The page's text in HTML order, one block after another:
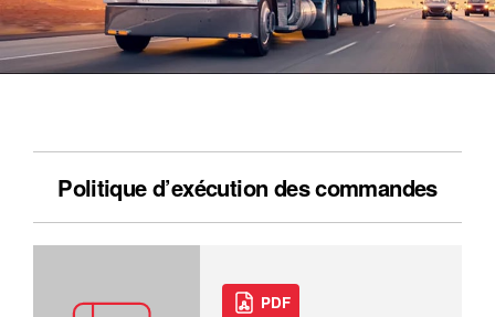
Politique d’exécution des commandes
PDF